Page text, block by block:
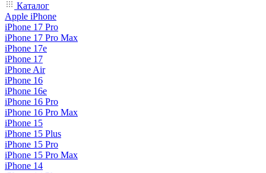
Каталог
Apple iPhone
iPhone 17 Pro
iPhone 17 Pro Max
iPhone 17e
iPhone 17
iPhone Air
iPhone 16
iPhone 16e
iPhone 16 Pro
iPhone 16 Pro Max
iPhone 15
iPhone 15 Plus
iPhone 15 Pro
iPhone 15 Pro Max
iPhone 14